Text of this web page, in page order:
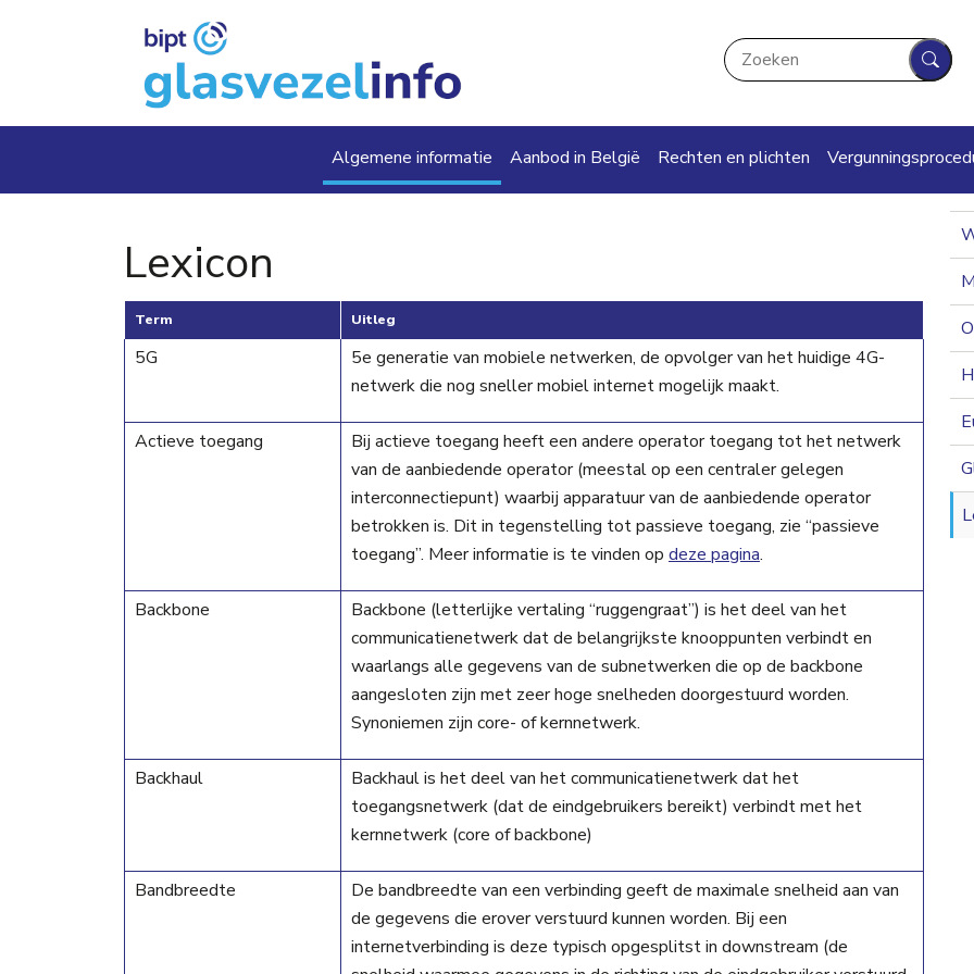
Zoeken
Main navigation
Algemene informatie Aanbod in België Rechten en plichten
Lexicon
Term Uitleg
5G
5e generatie van mobiele netwerken, de opvolger van het huidige 4G-
netwerk die nog sneller mobiel internet mogelijk maakt.
Actieve toegang
Bij actieve toegang heeft een andere operator toegang tot het netwerk
van de aanbiedende operator (meestal op een centraler gelegen
interconnectiepunt) waarbij apparatuur van de aanbiedende operator
betrokken is. Dit in tegenstelling tot passieve toegang, zie “passieve
toegang”. Meer informatie is te vinden op deze pagina.
Backbone
Backbone (letterlijke vertaling “ruggengraat”) is het deel van het
communicatienetwerk dat de belangrijkste knooppunten verbindt en
waarlangs alle gegevens van de subnetwerken die op de backbone
aangesloten zijn met zeer hoge snelheden doorgestuurd worden.
Synoniemen zijn core- of kernnetwerk.
Backhaul
Backhaul is het deel van het communicatienetwerk dat het
toegangsnetwerk (dat de eindgebruikers bereikt) verbindt met het
kernnetwerk (core of backbone)
Bandbreedte
De bandbreedte van een verbinding geeft de maximale snelheid aan van
de gegevens die erover verstuurd kunnen worden. Bij een
internetverbinding is deze typisch opgesplitst in downstream (de